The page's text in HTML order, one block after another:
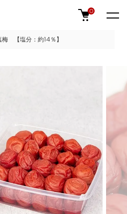
0
梅 【塩分：約14％】